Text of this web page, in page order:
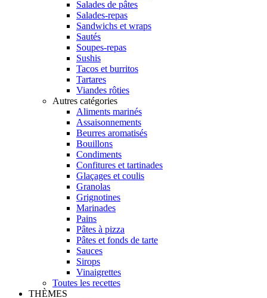
Salades de pâtes
Salades-repas
Sandwichs et wraps
Sautés
Soupes-repas
Sushis
Tacos et burritos
Tartares
Viandes rôties
Autres catégories
Aliments marinés
Assaisonnements
Beurres aromatisés
Bouillons
Condiments
Confitures et tartinades
Glaçages et coulis
Granolas
Grignotines
Marinades
Pains
Pâtes à pizza
Pâtes et fonds de tarte
Sauces
Sirops
Vinaigrettes
Toutes les recettes
THÈMES